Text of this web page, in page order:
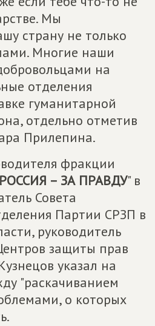
Мы
страну не только
Многие наши
на
отделения
гуманитарной
отдельно отметив
Прилепина.
фракции
– ЗА ПРАВДУ" в
Совета
Партии СРЗП в
руководитель
защиты прав
указал на
"раскачиванием
о которых